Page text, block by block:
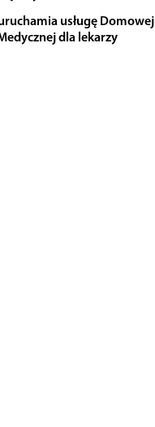
usługę Domowej
dla lekarzy